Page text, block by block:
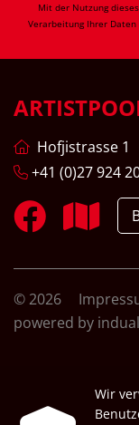
Mit der Nutzung
Verarbeitung Ihrer
Hofjistrasse 1
+41 (0)27 924
© 2026
powered by indual
Wir